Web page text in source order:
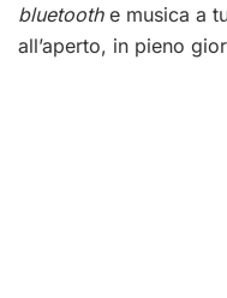
bluetooth e musica a
all’aperto, in pieno